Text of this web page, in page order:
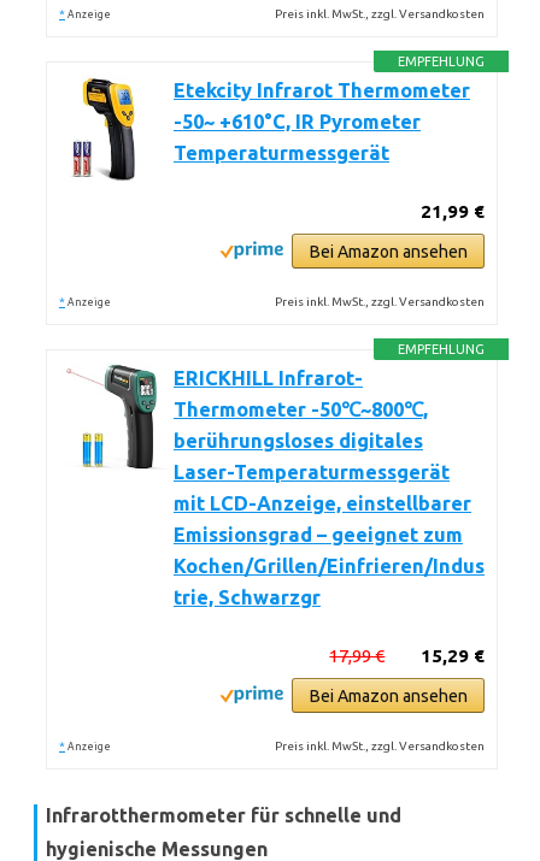
* Anzeige Preis inkl. MwSt., zzgl. Versandkosten
EMPFEHLUNG
Etekcity Infrarot Thermometer
-50~ +610°C, IR Pyrometer
Temperaturmessgerät
21,99 €
Bei Amazon ansehen
* Anzeige Preis inkl. MwSt., zzgl. Versandkosten
EMPFEHLUNG
ERICKHILL Infrarot-
Thermometer -50℃~800℃,
berührungsloses digitales
Laser-Temperaturmessgerät
mit LCD-Anzeige, einstellbarer
Emissionsgrad – geeignet zum
Kochen/Grillen/Einfrieren/Indus
trie, Schwarzgr
15,29 €
17,99 €
Bei Amazon ansehen
* Anzeige Preis inkl. MwSt., zzgl. Versandkosten
Infrarotthermometer für schnelle und
hygienische Messungen